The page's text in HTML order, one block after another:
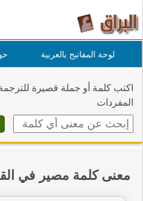
لوحة المفاتيح بالعربية
اكتب كلمة أو جملة قصيرة
المفردات
معنى كلمة مصير في